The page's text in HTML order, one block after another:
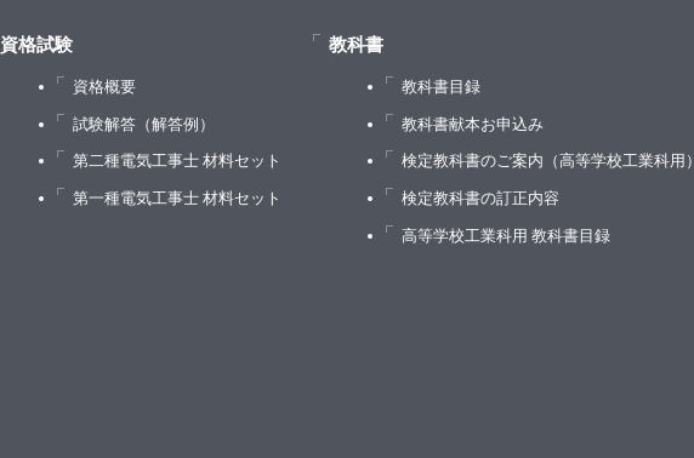
資格試験
資格概要
試験解答（解答例）
第二種電気工事士 材料セット
第一種電気工事士 材料セット
教科書
教科書目録
教科書献本お申込み
検定教科書のご案内（高等学校工業科用）
検定教科書の訂正内容
高等学校工業科用 教科書目録